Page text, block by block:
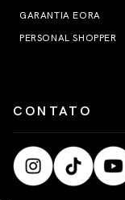
GARANTIA EORA
PERSONAL SHOPPER
CONTATO